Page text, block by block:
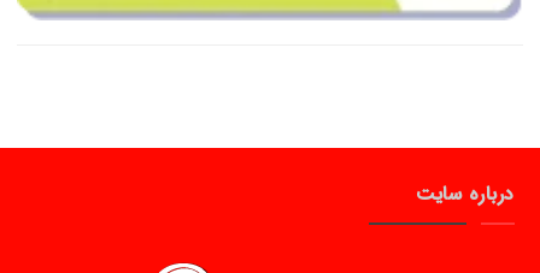
درباره سایت